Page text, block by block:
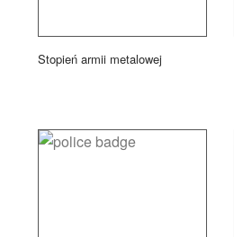
Stopień armii metalowej